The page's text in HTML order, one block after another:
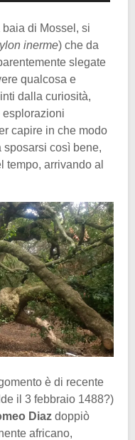
baia di Mossel, si
inerme) che da
slegate
qualcosa e
dalla curiosità,
capire in che modo
sposarsi così bene,
tempo, arrivando al
è di recente
il 3 febbraio 1488?)
Diaz doppiò
africano,